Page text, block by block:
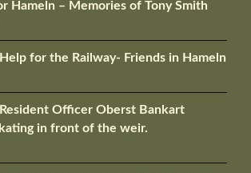
Hameln – Memories of Tony Smith
for the Railway- Friends in Hameln
Officer Oberst Bankart
in front of the weir.